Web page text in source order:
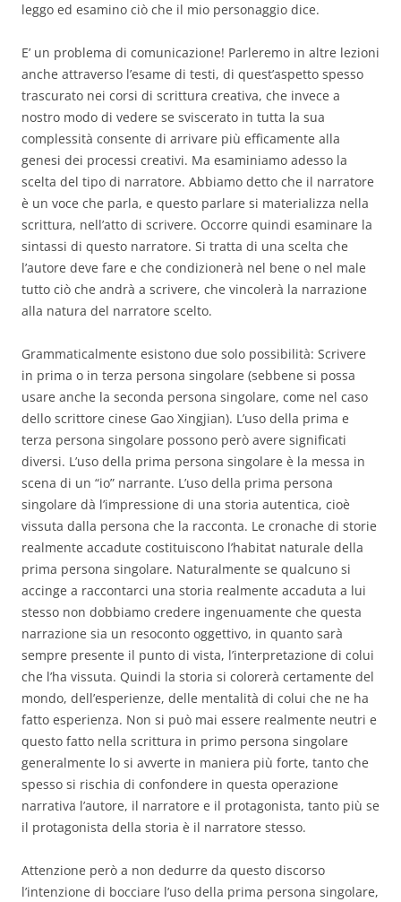
leggo ed esamino ciò che il mio personaggio dice.
E’ un problema di comunicazione! Parleremo in altre lezioni
anche attraverso l’esame di testi, di quest’aspetto spesso
trascurato nei corsi di scrittura creativa, che invece a
nostro modo di vedere se sviscerato in tutta la sua
complessità consente di arrivare più efficamente alla
genesi dei processi creativi. Ma esaminiamo adesso la
scelta del tipo di narratore. Abbiamo detto che il narratore
è un voce che parla, e questo parlare si materializza nella
scrittura, nell’atto di scrivere. Occorre quindi esaminare la
sintassi di questo narratore. Si tratta di una scelta che
l’autore deve fare e che condizionerà nel bene o nel male
tutto ciò che andrà a scrivere, che vincolerà la narrazione
alla natura del narratore scelto.
Grammaticalmente esistono due solo possibilità: Scrivere
in prima o in terza persona singolare (sebbene si possa
usare anche la seconda persona singolare, come nel caso
dello scrittore cinese Gao Xingjian). L’uso della prima e
terza persona singolare possono però avere significati
diversi. L’uso della prima persona singolare è la messa in
scena di un “io” narrante. L’uso della prima persona
singolare dà l’impressione di una storia autentica, cioè
vissuta dalla persona che la racconta. Le cronache di storie
realmente accadute costituiscono l’habitat naturale della
prima persona singolare. Naturalmente se qualcuno si
accinge a raccontarci una storia realmente accaduta a lui
stesso non dobbiamo credere ingenuamente che questa
narrazione sia un resoconto oggettivo, in quanto sarà
sempre presente il punto di vista, l’interpretazione di colui
che l’ha vissuta. Quindi la storia si colorerà certamente del
mondo, dell’esperienze, delle mentalità di colui che ne ha
fatto esperienza. Non si può mai essere realmente neutri e
questo fatto nella scrittura in primo persona singolare
generalmente lo si avverte in maniera più forte, tanto che
spesso si rischia di confondere in questa operazione
narrativa l’autore, il narratore e il protagonista, tanto più se
il protagonista della storia è il narratore stesso.
Attenzione però a non dedurre da questo discorso
l’intenzione di bocciare l’uso della prima persona singolare,